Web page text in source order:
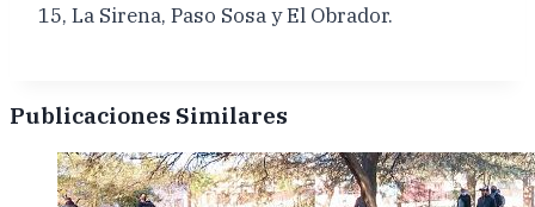
15, La Sirena, Paso Sosa y El Obrador.
Publicaciones Similares